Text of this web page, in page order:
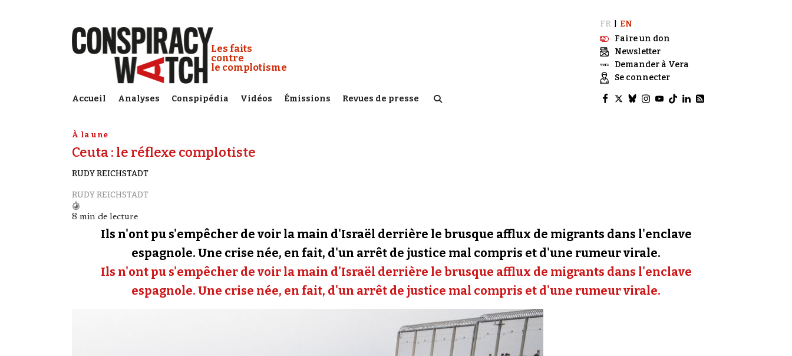
Conspiracy Watch :
Les faits
contre
le complotisme
Accueil Analyses Conspipédia Vidéos Émissions Revues de presse
FR
EN
Faire un don
Newsletter
Demander à Vera
Se connecter
À la une
Ceuta : le réflexe complotiste
RUDY REICHSTADT
RUDY REICHSTADT
8 min de lecture
Ils n'ont pu s'empêcher de voir la main d'Israël derrière le brusque afflux de migrants dans l'enclave
espagnole. Une crise née, en fait, d'un arrêt de justice mal compris et d'une rumeur virale.
Ils n'ont pu s'empêcher de voir la main d'Israël derrière le brusque afflux de migrants dans l'enclave
espagnole. Une crise née, en fait, d'un arrêt de justice mal compris et d'une rumeur virale.